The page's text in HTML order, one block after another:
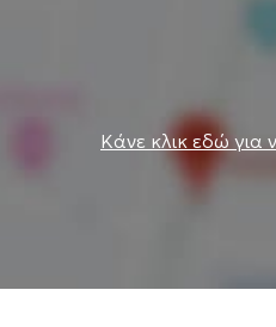
Κάνε κλικ εδώ για